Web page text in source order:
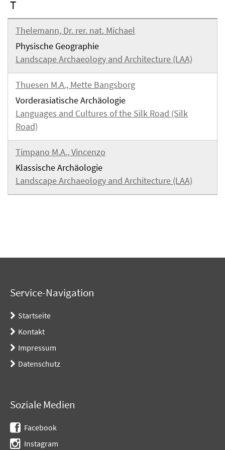
T
Thelemann, Dr. rer. nat. Michael
Physische Geographie
Landscape Archaeology and Architecture (LAA)
Thuesen M.A., Mette Bangsborg
Vorderasiatische Archäologie
Languages and Cultures of the Silk Road (Silk
Road)
Timpano M.A., Vincenzo
Klassische Archäologie
Landscape Archaeology and Architecture (LAA)
Service-Navigation
Startseite
Kontakt
Impressum
Datenschutz
Soziale Medien
Facebook
Instagram